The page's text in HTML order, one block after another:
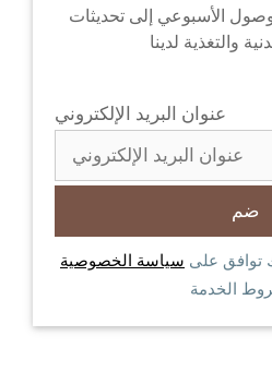
الأسبوعي إلى تحديثات
عنوان البريد الإلكتروني
توافق على سياسة الخصوصية